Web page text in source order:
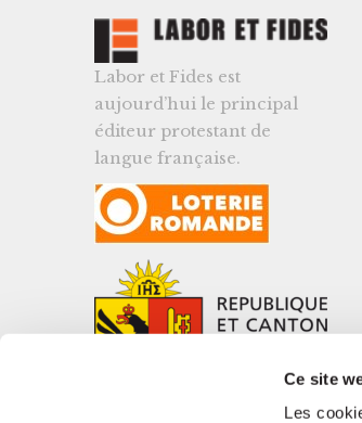
Ce site
Les
Labor et Fides est
aujourd’hui le principal
éditeur protestant de
langue française.